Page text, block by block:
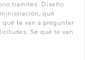
trámites. Diseño
qué
qué te van a preguntar
Sé qué te van